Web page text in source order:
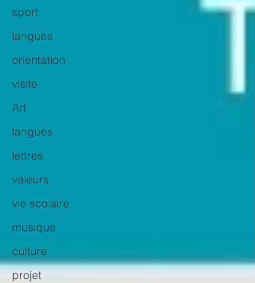
sport
langues
orientation
visite
Art
langues
lettres
valeurs
vie scolaire
musique
culture
projet